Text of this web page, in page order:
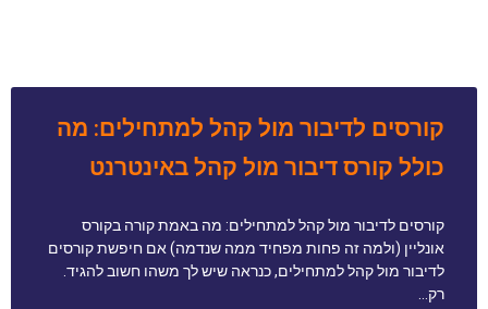
קורסים לדיבור מול קהל למתחילים: מה
כולל קורס דיבור מול קהל באינטרנט
קורסים לדיבור מול קהל למתחילים: מה באמת קורה בקורס
אונליין (ולמה זה פחות מפחיד ממה שנדמה) אם חיפשת קורסים
לדיבור מול קהל למתחילים, כנראה שיש לך משהו חשוב להגיד.
רק…